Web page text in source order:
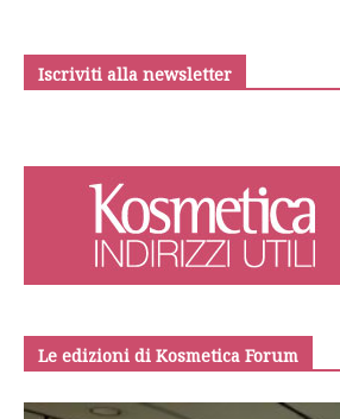
Iscriviti alla newsletter
Le edizioni di Kosmetica Forum